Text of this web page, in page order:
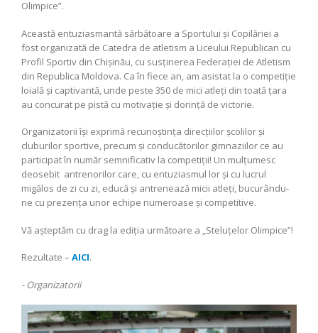
Olimpice”.
Această entuziasmantă sărbătoare a Sportului și Copilăriei a
fost organizată de Catedra de atletism a Liceului Republican cu
Profil Sportiv din Chișinău, cu susținerea Federației de Atletism
din Republica Moldova. Ca în fiece an, am asistat la o competiție
loială și captivantă, unde peste 350 de mici atleți din toată țara
au concurat pe pistă cu motivație și dorință de victorie.
Organizatorii își exprimă recunoștința direcțiilor școlilor și
cluburilor sportive, precum și conducătorilor gimnaziilor ce au
participat în număr semnificativ la competiții! Un mulțumesc
deosebit antrenorilor care, cu entuziasmul lor și cu lucrul
migălos de zi cu zi, educă și antrenează micii atleți, bucurându-
ne cu prezența unor echipe numeroase și competitive.
Vă așteptăm cu drag la ediția următoare a „Steluțelor Olimpice”!
Rezultate – AICI.
⁃ Organizatorii